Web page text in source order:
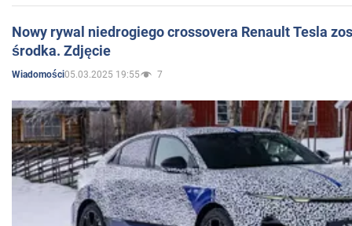
Nowy rywal niedrogiego crossovera Renault Tesla
środka. Zdjęcie
Wiadomości05.03.2025 19:55 7